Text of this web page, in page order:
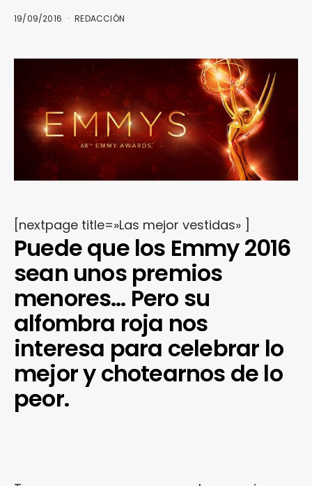
19/09/2016 REDACCIÓN
[nextpage title=»Las mejor vestidas» ]
Puede que los Emmy 2016
sean unos premios
menores… Pero su
alfombra roja nos
interesa para celebrar lo
mejor y chotearnos de lo
peor.